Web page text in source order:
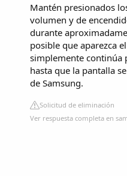
Mantén presionados
volumen y de
durante
posible que aparezca
simplemente continúa
hasta que la pantalla
de Samsung.
Solicitud de eliminación
Ver respuesta completa en